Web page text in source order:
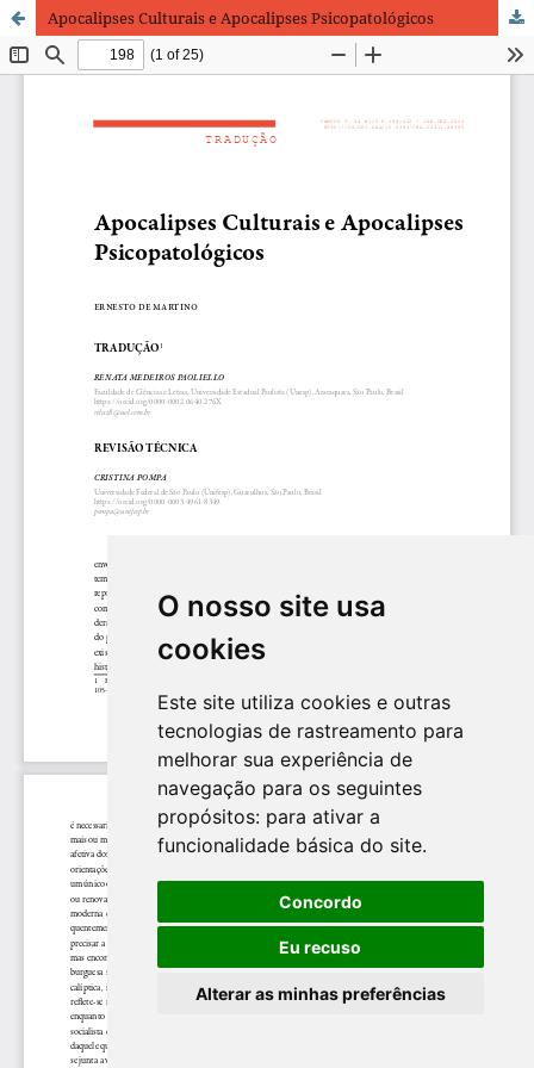
O nosso site usa
cookies
Este site utiliza cookies e outras
tecnologias de rastreamento para
melhorar sua experiência de
navegação para os seguintes
propósitos: para ativar a
funcionalidade básica do site.
Concordo
Eu recuso
Alterar as minhas preferências
Apocalipses Culturais e Apocalipses Psicopatológicos